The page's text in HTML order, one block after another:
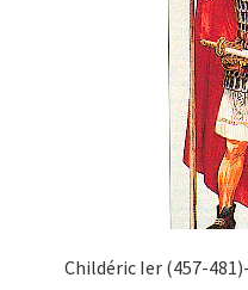
Childéric Ier (457-